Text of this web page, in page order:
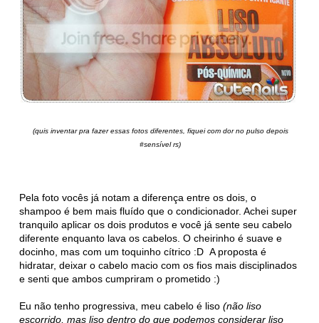
(quis inventar pra fazer essas fotos diferentes, fiquei com dor no pulso depois
#sensível rs)
Pela foto vocês já notam a diferença entre os dois, o
shampoo é bem mais fluído que o condicionador. Achei super
tranquilo aplicar os dois produtos e você já sente seu cabelo
diferente enquanto lava os cabelos. O cheirinho é suave e
docinho, mas com um toquinho cítrico :D A proposta é
hidratar, deixar o cabelo macio com os fios mais disciplinados
e senti que ambos cumpriram o prometido :)
Eu não tenho progressiva, meu cabelo é liso(não liso
escorrido, mas liso dentro do que podemos considerar liso